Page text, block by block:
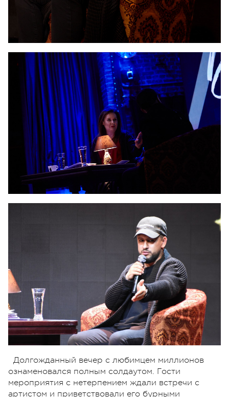
Долгожданный вечер с любимцем миллионов
ознаменовался полным солдаутом. Гости
мероприятия с нетерпением ждали встречи с
артистом и приветствовали его бурными